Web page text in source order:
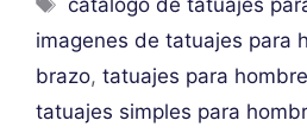
imagenes de tatuajes para
brazo, tatuajes para
tatuajes simples para